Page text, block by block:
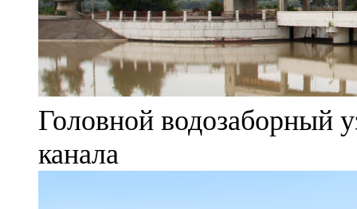
Головной водозаборный
канала